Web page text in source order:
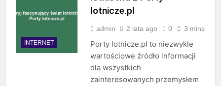
INTERNET
lotnicze.pl
admin 2 lata ago 0 3 mins
Porty lotnicze.pl to niezwykle
wartościowe źródło informacji
dla wszystkich
zainteresowanych przemysłem